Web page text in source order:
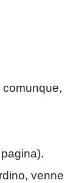
comunque,
venne